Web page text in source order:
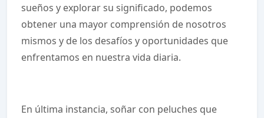
sueños y explorar su significado, podemos
obtener una mayor comprensión de nosotros
mismos y de los desafíos y oportunidades que
enfrentamos en nuestra vida diaria.
En última instancia, soñar con peluches que